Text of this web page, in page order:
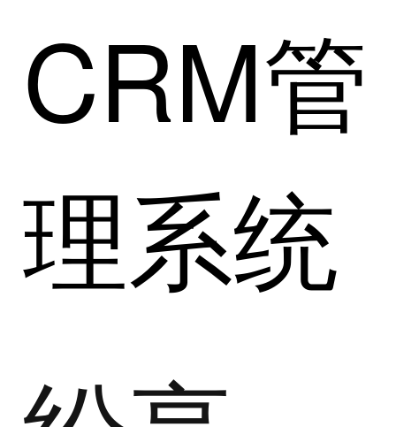
CRM管
理系统